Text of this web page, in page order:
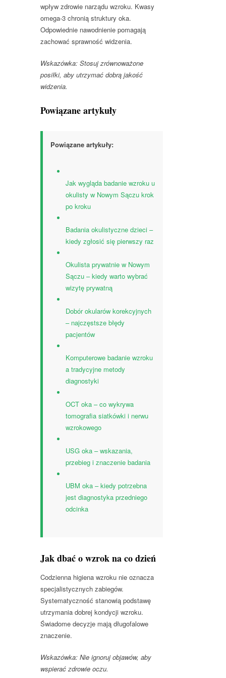
wpływ zdrowie narządu wzroku. Kwasy
omega-3 chronią struktury oka.
Odpowiednie nawodnienie pomagają
zachować sprawność widzenia.
Wskazówka: Stosuj zrównoważone
posiłki, aby utrzymać dobrą jakość
widzenia.
Powiązane artykuły
Powiązane artykuły:
Jak wygląda badanie wzroku u
okulisty w Nowym Sączu krok
po kroku
Badania okulistyczne dzieci –
kiedy zgłosić się pierwszy raz
Okulista prywatnie w Nowym
Sączu – kiedy warto wybrać
wizytę prywatną
Dobór okularów korekcyjnych
– najczęstsze błędy
pacjentów
Komputerowe badanie wzroku
a tradycyjne metody
diagnostyki
OCT oka – co wykrywa
tomografia siatkówki i nerwu
wzrokowego
USG oka – wskazania,
przebieg i znaczenie badania
UBM oka – kiedy potrzebna
jest diagnostyka przedniego
odcinka
Jak dbać o wzrok na co dzień
Codzienna higiena wzroku nie oznacza
specjalistycznych zabiegów.
Systematyczność stanowią podstawę
utrzymania dobrej kondycji wzroku.
Świadome decyzje mają długofalowe
znaczenie.
Wskazówka: Nie ignoruj objawów, aby
wspierać zdrowie oczu.